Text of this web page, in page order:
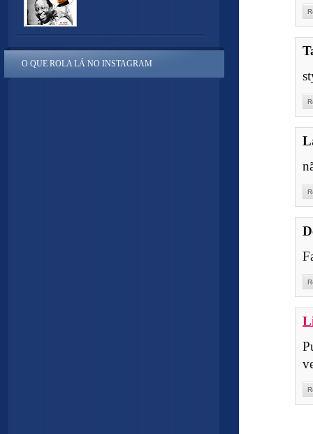
O QUE ROLA LÁ NO INSTAGRAM